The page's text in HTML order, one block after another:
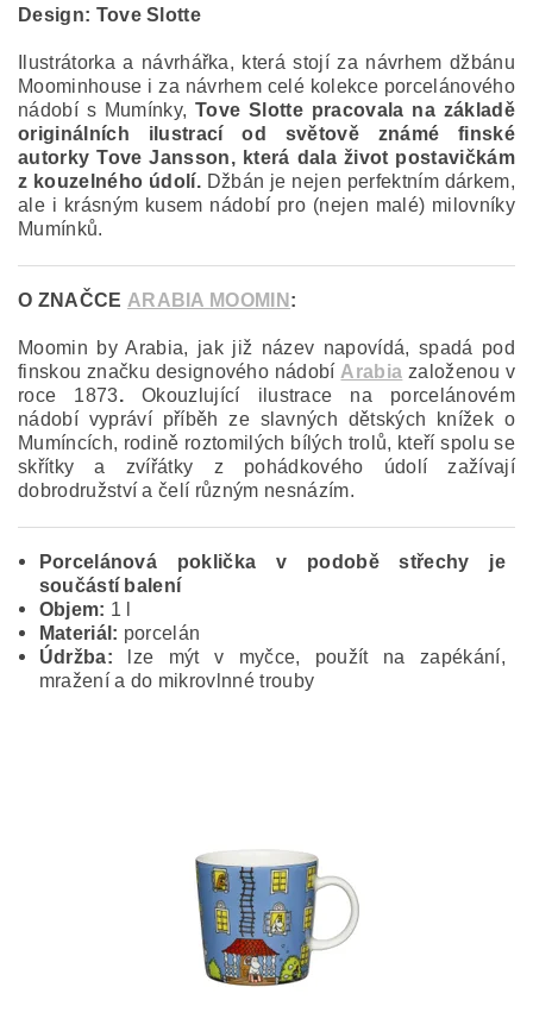
Design: Tove Slotte
Ilustrátorka a návrhářka, která stojí za návrhem džbánu
Moominhouse i za návrhem celé kolekce porcelánového
nádobí s Mumínky,Tove Slotte pracovala na základě
originálních ilustrací od světově známé finské
autorky Tove Jansson, která dala život postavičkám
z kouzelného údolí. Džbán je nejen perfektním dárkem,
ale i krásným kusem nádobí pro (nejen malé) milovníky
Mumínků.
O ZNAČCE ARABIA MOOMIN :
Moomin by Arabia, jak již název napovídá, spadá pod
finskou značku designového nádobí Arabia založenou v
roce 1873. Okouzlující ilustrace na porcelánovém
nádobí vypráví příběh ze slavných dětských knížek o
Mumíncích, rodině roztomilých bílých trolů, kteří spolu se
skřítky a zvířátky z pohádkového údolí zažívají
dobrodružství a čelí různým nesnázím.
Porcelánová poklička v podobě střechy je
součástí balení
Objem: 1 l
Materiál: porcelán
Údržba: lze mýt v myčce, použít na zapékání,
mražení a do mikrovlnné trouby